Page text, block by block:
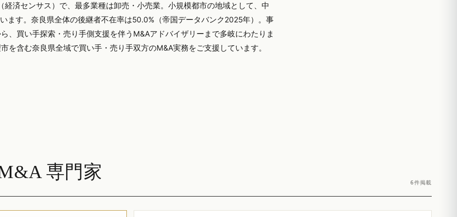
済センサス）で、最多業種は卸売・小売業。小規模都市の地域として、中
ます。奈良県全体の後継者不在率は50.0%（帝国データバンク2025年）。事
、買い手探索・売り手側支援を伴うM&Aアドバイザリーまで多岐にわたりま
を含む奈良県全域で買い手・売り手双方のM&A実務をご支援しています。
専門家
6件掲載